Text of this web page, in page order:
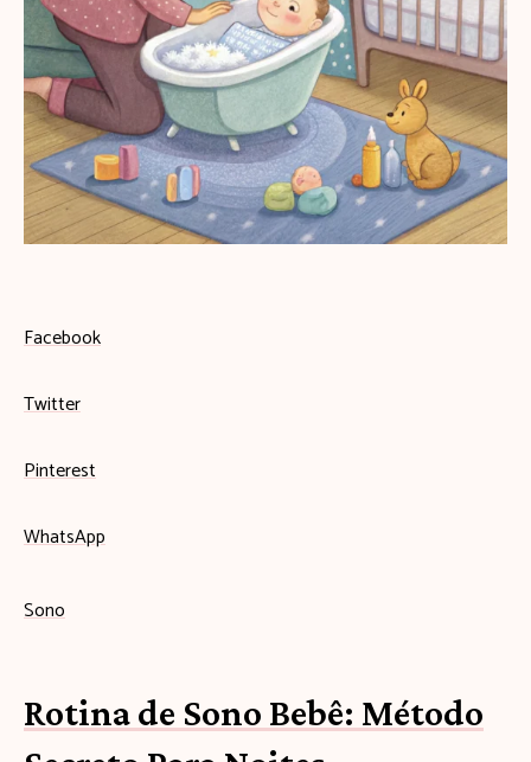
Facebook
Twitter
Pinterest
WhatsApp
Sono
Rotina de Sono Bebê: Método